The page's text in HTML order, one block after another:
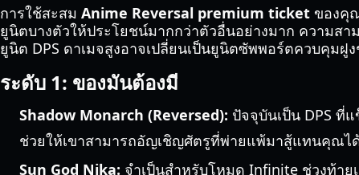
การใช้สะสม Anime Reversal premium ticket ของคุ
ยูนิตบางตัวให้ประโยชน์มากกว่าตัวอื่นอย่างมาก ความส
ยูนิต DPS ดาเมจสูงอาจเปลี่ยนเป็นยูนิตซัพพอร์ตควบคุมฝู
ระดับ 1: ของมันต้องมี
Shadow Monarch (Reversed): ปัจจุบันเป็น DPS ที่
ช่วยให้เขาสามารถอัญเชิญศัตรูที่พ่ายแพ้มาสู้แทนคุณไ
Sun God Nika: จำเป็นสำหรับโหมด Infinite ช่วงท้าย